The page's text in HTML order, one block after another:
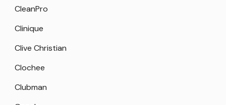
CleanPro
Clinique
Clive Christian
Clochee
Clubman